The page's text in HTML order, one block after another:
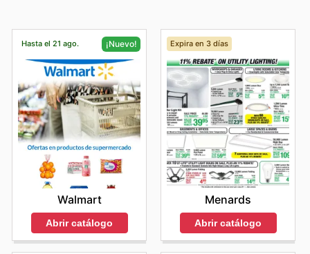
Hasta el 21 ago. ¡Nuevo!
Walmart
Abrir catálogo
Expira en 3 días
Menards
Abrir catálogo